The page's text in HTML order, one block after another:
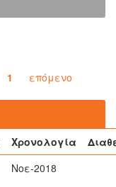
1 επόμενο
Χρονολογία
Νοε-2018